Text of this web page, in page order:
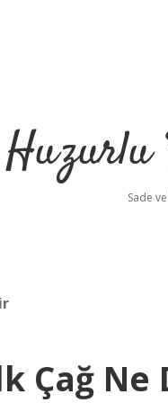
Sade
Çağ Ne